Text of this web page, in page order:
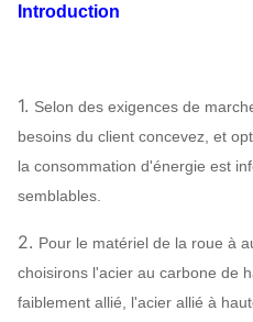
Introduction
1. Selon des exigences de
besoins du client concevez, et
la consommation d'énergie est
semblables.
2. Pour le matériel de la roue à
choisirons l'acier au carbone de
faiblement allié, l'acier allié à